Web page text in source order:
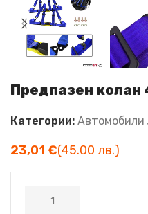
Предпазен колан
Категории: Автомобили ,
€